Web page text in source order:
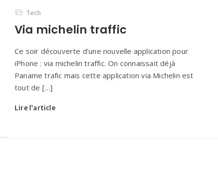
Tech
Via michelin traffic
Ce soir découverte d’une nouvelle application pour
iPhone : via michelin traffic. On connaissait déjà
Paname trafic mais cette application via Michelin est
tout de […]
Lire l'article